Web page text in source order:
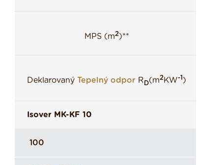
MPS (m2)**
Deklarovaný Tepelný odpor RD(m2KW-1)
Isover MK-KF 10
100